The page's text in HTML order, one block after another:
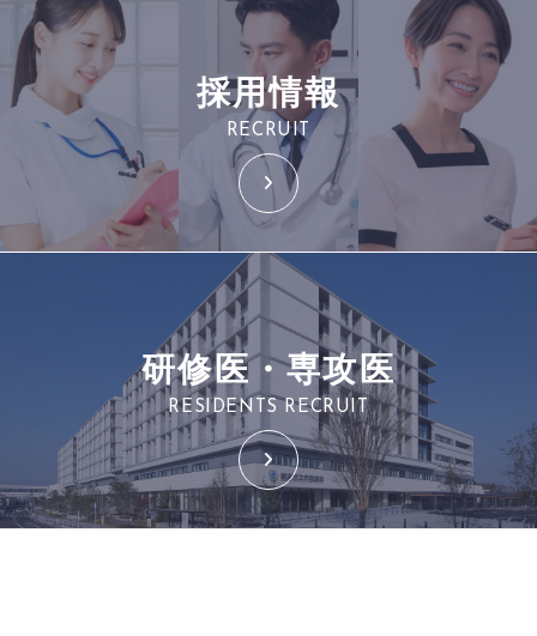
採用情報
RECRUIT
研修医・専攻医
RESIDENTS RECRUIT